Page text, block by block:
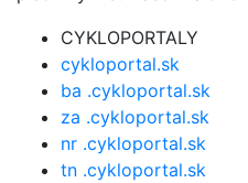
CYKLOPORTALY
cykloportal.sk
ba .cykloportal.sk
za .cykloportal.sk
nr .cykloportal.sk
tn .cykloportal.sk